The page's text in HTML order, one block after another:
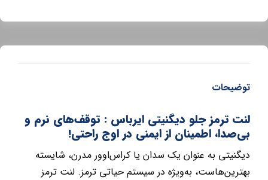
توضیحات
لنت ترمز جلو دیگنیتی ایرباس : توقف‌های نرم و
بی‌صدا، اطمینان از ایمنی در اوج راحتی!
دیگنیتی به عنوان یک سدان یا کراس‌اوور مدرن، شایسته
بهترین‌هاست، به‌ویژه در سیستم حیاتی ترمز. لنت ترمز